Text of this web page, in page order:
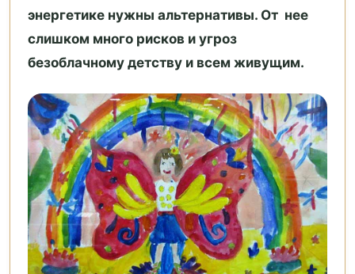
энергетике нужны альтернативы. От нее
слишком много рисков и угроз
безоблачному детству и всем живущим.